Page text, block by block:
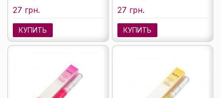
27 грн.
КУПИТЬ
27 грн.
КУПИТЬ